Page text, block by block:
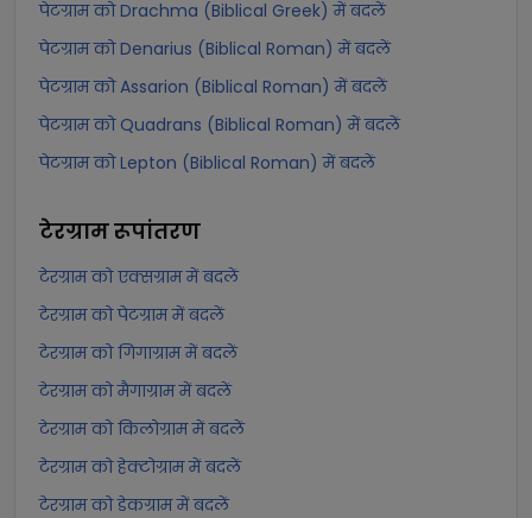
पेटग्राम को Drachma (Biblical Greek) में बदलें
पेटग्राम को Denarius (Biblical Roman) में बदलें
पेटग्राम को Assarion (Biblical Roman) में बदलें
पेटग्राम को Quadrans (Biblical Roman) में बदलें
पेटग्राम को Lepton (Biblical Roman) में बदलें
टेरग्रामरूपांतरण
टेरग्राम को एक्सग्राम में बदलें
टेरग्राम को पेटग्राम में बदलें
टेरग्राम को गिगाग्राम में बदलें
टेरग्राम को मैगाग्राम में बदलें
टेरग्राम को किलोग्राम में बदलें
टेरग्राम को हेक्टोग्राम में बदलें
टेरग्राम को डेकग्राम में बदलें